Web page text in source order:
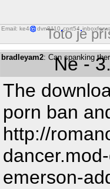
Email: ke4 dvn8110 cprt54
Toto je
bradleyam2: Can spanking
Ne -
The
porn ban
http://
emerson-